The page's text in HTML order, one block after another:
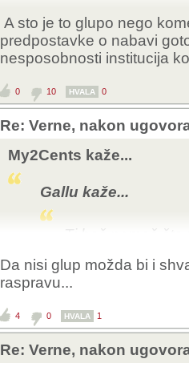
A sto je to glupo nego
predpostavke o nabavi
nesposobnosti institucija
0 10 HVALA 0
Re: Verne, nakon
My2Cents kaže...
Gallu kaže...
Ti baš nemaš
A sto je to glupo
na nesposobnosti
Da nisi glup možda bi i
raspravu...
4 0 HVALA 1
Re: Verne, nakon